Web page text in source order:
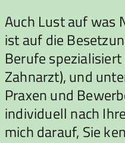
Auch Lust auf was
ist auf die
Berufe spezialisiert
Zahnarzt), und
Praxen und
individuell nach
mich darauf, Sie